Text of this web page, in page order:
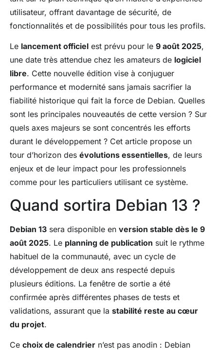
utilisateur, offrant davantage de sécurité, de
fonctionnalités et de possibilités pour tous les profils.
Le lancement officiel est prévu pour le 9 août 2025,
une date très attendue chez les amateurs de logiciel
libre. Cette nouvelle édition vise à conjuguer
performance et modernité sans jamais sacrifier la
fiabilité historique qui fait la force de Debian. Quelles
sont les principales nouveautés de cette version ? Sur
quels axes majeurs se sont concentrés les efforts
durant le développement ? Cet article propose un
tour d’horizon des évolutions essentielles, de leurs
enjeux et de leur impact pour les professionnels
comme pour les particuliers utilisant ce système.
Quand sortira Debian 13 ?
Debian 13 sera disponible en version stable dès le 9
août 2025. Le planning de publication suit le rythme
habituel de la communauté, avec un cycle de
développement de deux ans respecté depuis
plusieurs éditions. La fenêtre de sortie a été
confirmée après différentes phases de tests et
validations, assurant que la stabilité reste au cœur
du projet.
Ce choix de calendrier n’est pas anodin : Debian